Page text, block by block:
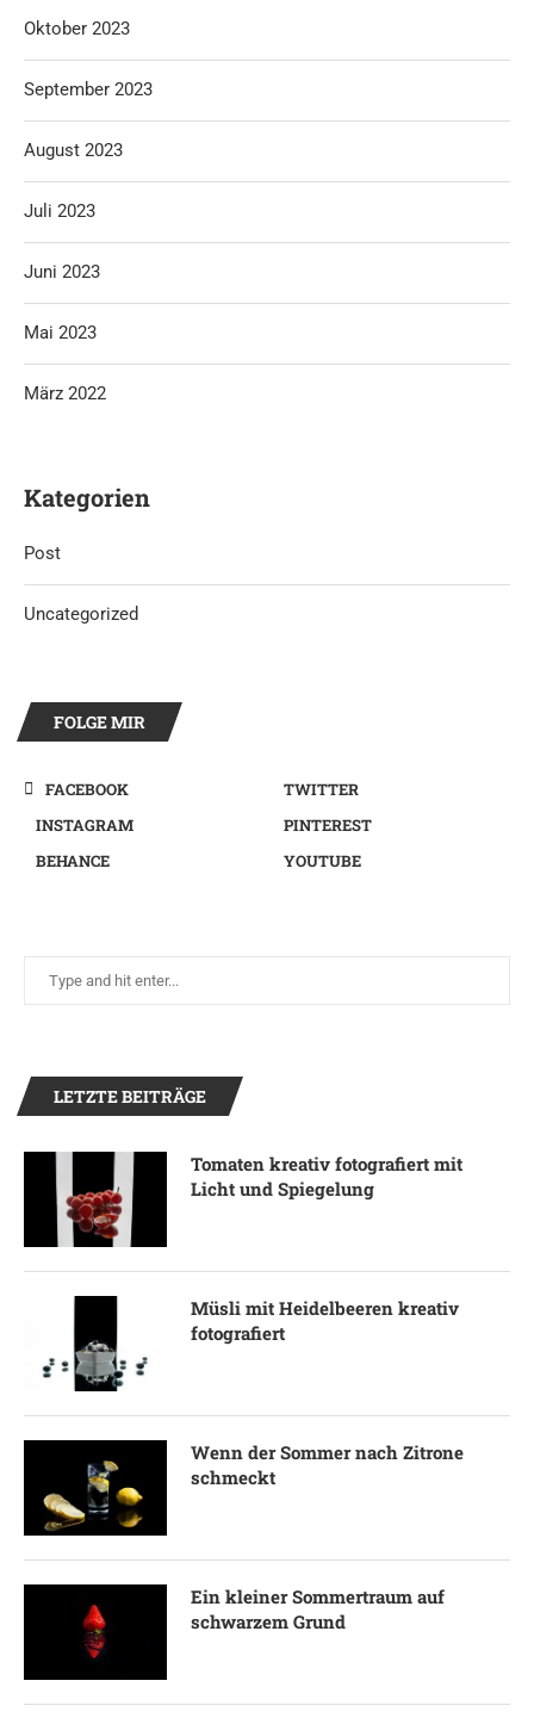
Oktober 2023
September 2023
August 2023
Juli 2023
Juni 2023
Mai 2023
März 2022
Kategorien
Post
Uncategorized
FOLGE MIR
FACEBOOK
TWITTER
INSTAGRAM
PINTEREST
BEHANCE
YOUTUBE
LETZTE BEITRÄGE
Tomaten kreativ fotografiert mit
Licht und Spiegelung
Müsli mit Heidelbeeren kreativ
fotografiert
Wenn der Sommer nach Zitrone
schmeckt
Ein kleiner Sommertraum auf
schwarzem Grund